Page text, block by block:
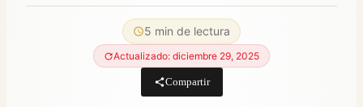
5 min de lectura
Actualizado: diciembre 29, 2025
Compartir